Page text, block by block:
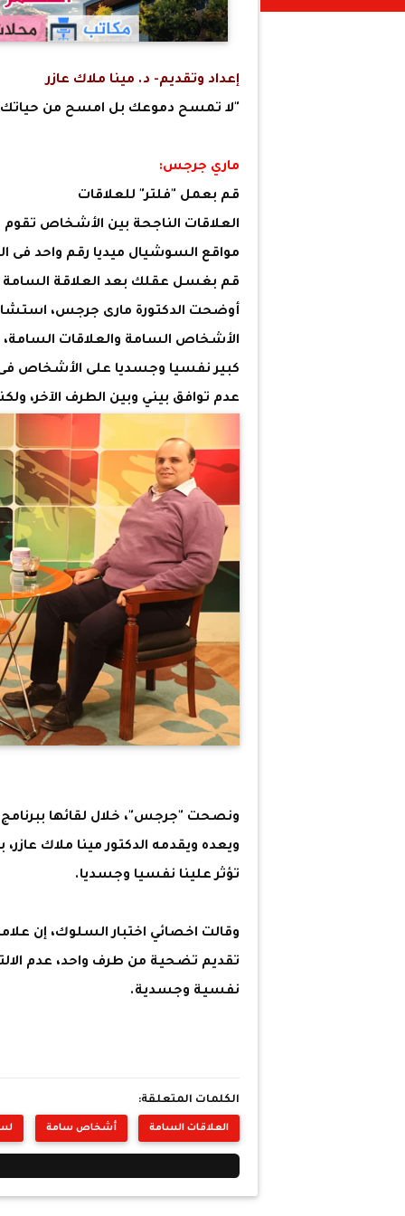
إعداد وتقديم- د. مينا ملاك عازر
"لا تمسح دموعك بل امسح من
ماري جرجس:
قم بعمل "فلتر" للعلاقات
العلاقات الناجحة بين الأشخاص
مواقع السوشيال ميديا رقم واحد فى
قم بغسل عقلك بعد العلاقة السامة
أوضحت الدكتورة مارى جرجس،
الأشخاص السامة والعلاقات
كبير نفسيا وجسديا على الأشخاص فى
عدم توافق بيني وبين الطرف الآخر،
ونصحت "جرجس"، خلال لقائها
ويعده ويقدمه الدكتور مينا ملاك
تؤثر علينا نفسيا وجسديا.
وقالت اخصائي اختبار السلوك، إن
تقديم تضحية من طرف واحد، عدم
نفسية وجسدية.
الكلمات المتعلقة:
العلاقات السامة أشخاص سامة